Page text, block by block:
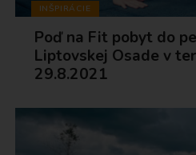
INŠPIRÁCIE
Poď na Fit pobyt do
Liptovskej Osade v
29.8.2021